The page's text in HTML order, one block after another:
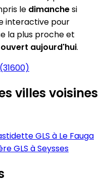
le dimanchesi
interactive pour
la plus proche et
ouvert aujourd'hui.
villes voisines
GLS à Le Fauga
GLS à Seysses